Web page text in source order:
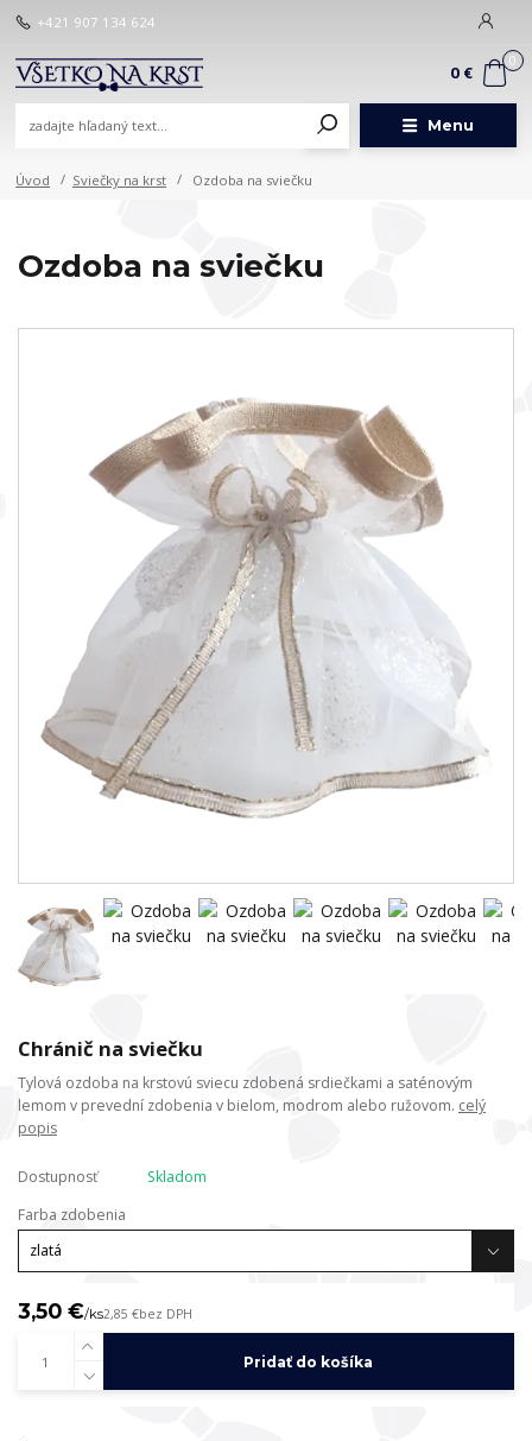
Menu
+421 907 134 624
0
0 €
Úvod Sviečky na krst Ozdoba na sviečku
Ozdoba na sviečku
Chránič na sviečku
Tylová ozdoba na krstovú sviecu zdobená srdiečkami a saténovým
lemom v prevední zdobenia v bielom, modrom alebo ružovom. celý
popis
Dostupnosť
Skladom
Farba zdobenia
3,50 €/ks2,85 €bez DPH
Pridať do košíka